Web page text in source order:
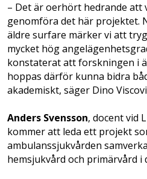
– Det är oerhört hedrande
genomföra det här projektet.
äldre surfare märker vi att
mycket hög
konstaterat att forskningen i
hoppas därför kunna bidra
akademiskt, säger Dino
Anders Svensson, docent vid
kommer att leda ett projekt
ambulanssjukvården
hemsjukvård och primärvård i